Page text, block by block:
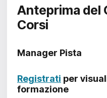
Anteprima del
Corsi
Manager Pista
Registrati per
formazione